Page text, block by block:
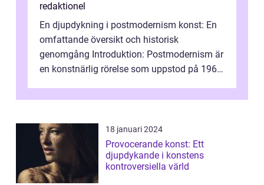
redaktionel
En djupdykning i postmodernism konst: En
omfattande översikt och historisk
genomgång Introduktion: Postmodernism är
en konstnärlig rörelse som uppstod på 1960-
18 januari 2024
Provocerande konst: Ett
djupdykande i konstens
kontroversiella värld